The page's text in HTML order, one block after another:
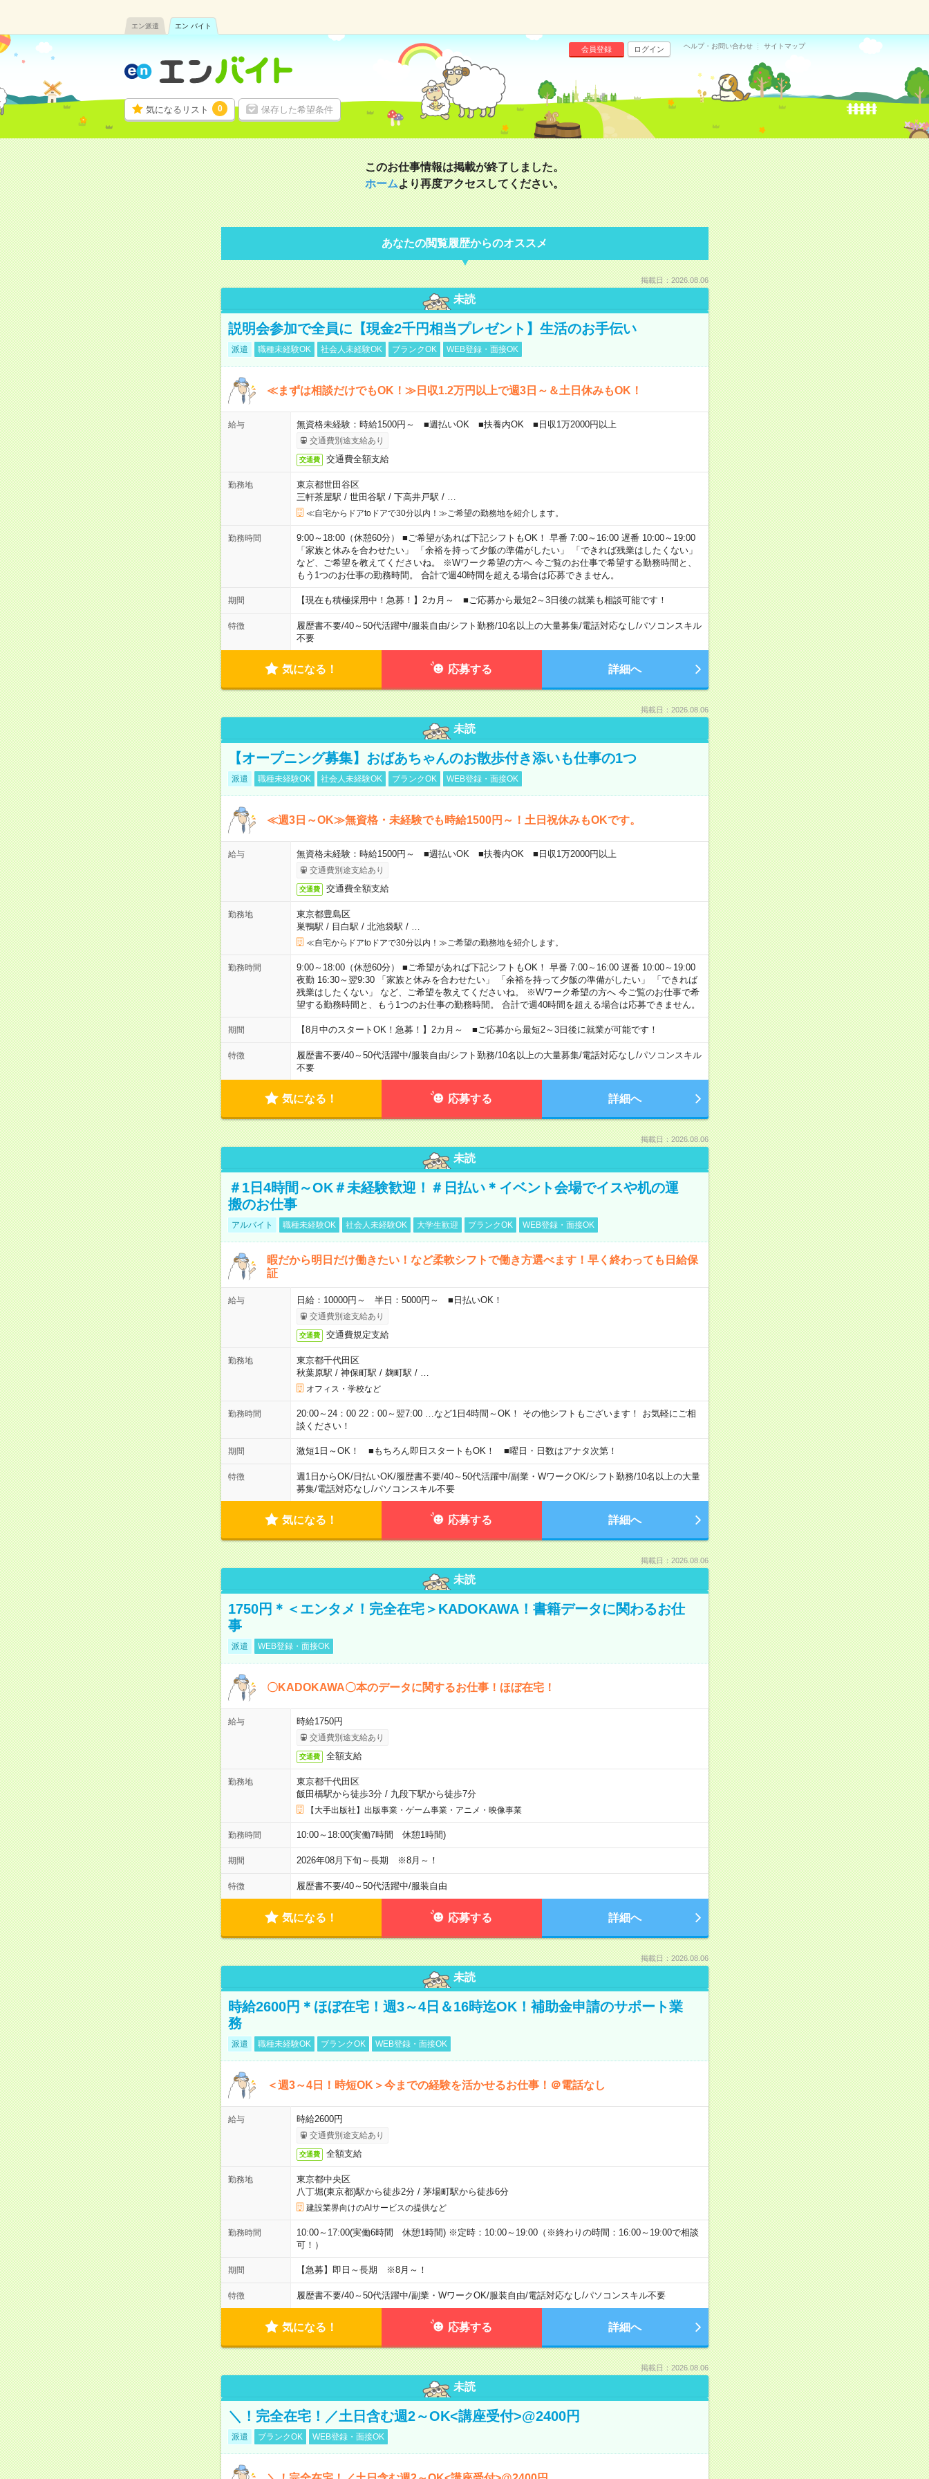
エン派遣 エン バイト
気になるリスト 0 保存した希望条件
会員登録 ログイン ヘルプ・お問い合わせ サイトマップ
このお仕事情報は掲載が終了しました。
ホームより再度アクセスしてください。
あなたの閲覧履歴からのオススメ
掲載日：2026.08.06
未読
説明会参加で全員に【現金2千円相当プレゼント】生活のお手伝い
派遣 職種未経験OK 社会人未経験OK ブランクOK WEB登録・面接OK
≪まずは相談だけでもOK！≫日収1.2万円以上で週3日～＆土日休みもOK！
給与 無資格未経験：時給1500円～ ■週払いOK ■扶養内OK ■日収1万2000円以上
交通費別途支給あり
交通費 交通費全額支給
勤務地
東京都世田谷区
三軒茶屋駅 / 世田谷駅 / 下高井戸駅 / …
≪自宅からドアtoドアで30分以内！≫ご希望の勤務地を紹介します。
勤務時間
9:00～18:00（休憩60分） ■ご希望があれば下記シフトもOK！ 早番 7:00～16:00 遅番 10:00～19:00
「家族と休みを合わせたい」 「余裕を持って夕飯の準備がしたい」 「できれば残業はしたくない」
など、ご希望を教えてくださいね。 ※Wワーク希望の方へ 今ご覧のお仕事で希望する勤務時間と、
もう1つのお仕事の勤務時間。 合計で週40時間を超える場合は応募できません。
期間 【現在も積極採用中！急募！】2カ月～ ■ご応募から最短2～3日後の就業も相談可能です！
特徴 履歴書不要/40～50代活躍中/服装自由/シフト勤務/10名以上の大量募集/電話対応なし/パソコンスキル
不要
気になる！ 応募する 詳細へ
掲載日：2026.08.06
未読
【オープニング募集】おばあちゃんのお散歩付き添いも仕事の1つ
派遣 職種未経験OK 社会人未経験OK ブランクOK WEB登録・面接OK
≪週3日～OK≫無資格・未経験でも時給1500円～！土日祝休みもOKです。
給与 無資格未経験：時給1500円～ ■週払いOK ■扶養内OK ■日収1万2000円以上
交通費別途支給あり
交通費 交通費全額支給
勤務地
東京都豊島区
巣鴨駅 / 目白駅 / 北池袋駅 / …
≪自宅からドアtoドアで30分以内！≫ご希望の勤務地を紹介します。
勤務時間
9:00～18:00（休憩60分） ■ご希望があれば下記シフトもOK！ 早番 7:00～16:00 遅番 10:00～19:00
夜勤 16:30～翌9:30 「家族と休みを合わせたい」 「余裕を持って夕飯の準備がしたい」 「できれば
残業はしたくない」 など、ご希望を教えてくださいね。 ※Wワーク希望の方へ 今ご覧のお仕事で希
望する勤務時間と、もう1つのお仕事の勤務時間。 合計で週40時間を超える場合は応募できません。
期間 【8月中のスタートOK！急募！】2カ月～ ■ご応募から最短2～3日後に就業が可能です！
特徴 履歴書不要/40～50代活躍中/服装自由/シフト勤務/10名以上の大量募集/電話対応なし/パソコンスキル
不要
気になる！ 応募する 詳細へ
掲載日：2026.08.06
未読
＃1日4時間～OK＃未経験歓迎！＃日払い＊イベント会場でイスや机の運
搬のお仕事
アルバイト 職種未経験OK 社会人未経験OK 大学生歓迎 ブランクOK WEB登録・面接OK
暇だから明日だけ働きたい！など柔軟シフトで働き方選べます！早く終わっても日給保
証
給与 日給：10000円～ 半日：5000円～ ■日払いOK！
交通費別途支給あり
交通費 交通費規定支給
勤務地
東京都千代田区
秋葉原駅 / 神保町駅 / 麹町駅 / …
オフィス・学校など
勤務時間
20:00～24：00 22：00～翌7:00 …など1日4時間～OK！ その他シフトもございます！ お気軽にご相
談ください！
期間 激短1日～OK！ ■もちろん即日スタートもOK！ ■曜日・日数はアナタ次第！
特徴 週1日からOK/日払いOK/履歴書不要/40～50代活躍中/副業・WワークOK/シフト勤務/10名以上の大量
募集/電話対応なし/パソコンスキル不要
気になる！ 応募する 詳細へ
掲載日：2026.08.06
未読
1750円＊＜エンタメ！完全在宅＞KADOKAWA！書籍データに関わるお仕
事
派遣 WEB登録・面接OK
〇KADOKAWA〇本のデータに関するお仕事！ほぼ在宅！
給与 時給1750円
交通費別途支給あり
交通費 全額支給
勤務地
東京都千代田区
飯田橋駅から徒歩3分/ 九段下駅から徒歩7分
【大手出版社】出版事業・ゲーム事業・アニメ・映像事業
勤務時間 10:00～18:00(実働7時間 休憩1時間)
期間 2026年08月下旬～長期 ※8月～！
特徴 履歴書不要/40～50代活躍中/服装自由
気になる！ 応募する 詳細へ
掲載日：2026.08.06
未読
時給2600円＊ほぼ在宅！週3～4日＆16時迄OK！補助金申請のサポート業
務
派遣 職種未経験OK ブランクOK WEB登録・面接OK
＜週3～4日！時短OK＞今までの経験を活かせるお仕事！＠電話なし
給与 時給2600円
交通費別途支給あり
交通費 全額支給
勤務地
東京都中央区
八丁堀(東京都)駅から徒歩2分/ 茅場町駅から徒歩6分
建設業界向けのAIサービスの提供など
勤務時間
10:00～17:00(実働6時間 休憩1時間) ※定時：10:00～19:00（※終わりの時間：16:00～19:00で相談
可！）
期間 【急募】即日～長期 ※8月～！
特徴 履歴書不要/40～50代活躍中/副業・WワークOK/服装自由/電話対応なし/パソコンスキル不要
気になる！ 応募する 詳細へ
掲載日：2026.08.06
未読
＼！完全在宅！／土日含む週2～OK<講座受付>@2400円
派遣 ブランクOK WEB登録・面接OK